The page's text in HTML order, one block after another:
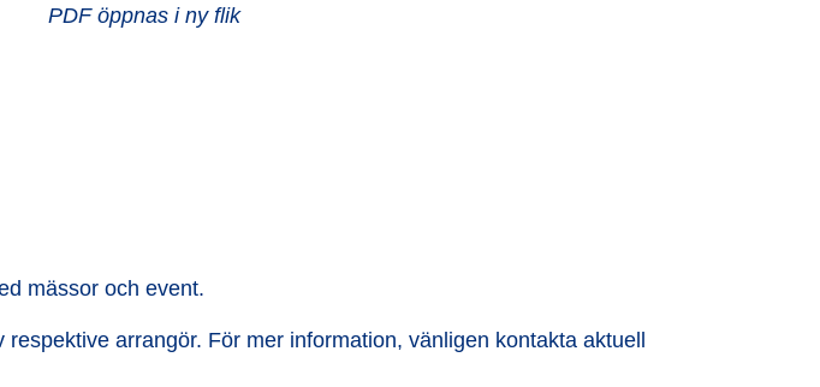
PDF öppnas i ny flik
mässor och event.
arrangör. För mer information, vänligen kontakta aktuell